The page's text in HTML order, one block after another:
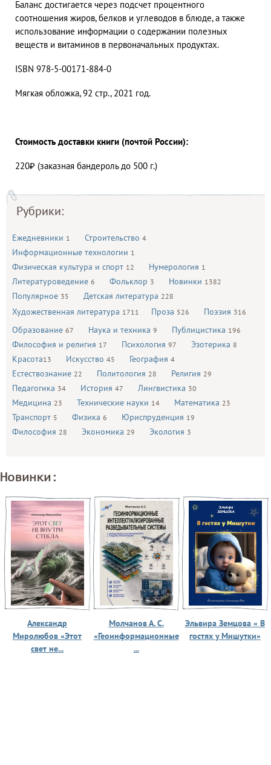
Рубрики:
Ежедневники 1 Строительство 4
Информационные технологии 1
Физическая культура и спорт 12 Нумерология 1
Литературоведение 6 Фольклор 3 Новинки 1382
Популярное 35 Детская литература 228
Художественная литература 1711 Проза 526 Поэзия 316
Образование 67 Наука и техника 9 Публицистика 196
Философия и религия 17 Психология 97 Эзотерика 8
Красота13 Искусство 45 География 4
Естествознание 22 Политология 28 Религия 29
Педагогика 34 История 47 Лингвистика 30
Медицина 23 Технические науки 14 Математика 23
Транспорт 5 Физика 6 Юриспруденция 19
Философия 28 Экономика 29 Экология 3
Баланс достигается через подсчет процентного
соотношения жиров, белков и углеводов в блюде, а также
использование информации о содержании полезных
веществ и витаминов в первоначальных продуктах.
ISBN 978-5-00171-884-0
Мягкая обложка, 92 стр., 2021 год.
Стоимость доставки книги (почтой России):
220₽ (заказная бандероль до 500 г.)
Новинки:
Александр
Миролюбов «Этот
свет не...
Молчанов А. С.
«Геоинформационные
...
Эльвира Земцова « В
гостях у Мишутки»